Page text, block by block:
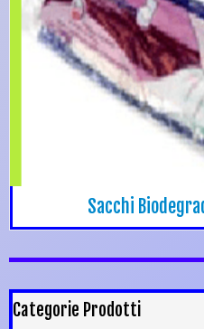
Sacchi
Categorie Prodotti